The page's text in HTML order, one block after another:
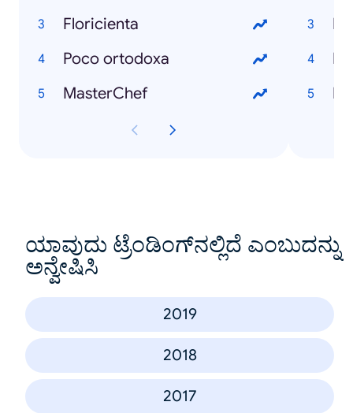
Floricienta
Poco ortodoxa
MasterChef
ಯಾವುದು ಟ್ರೆಂಡಿಂಗ್‌ನಲ್ಲಿದೆ ಎಂಬುದನ್ನು
ಅನ್ವೇಷಿಸಿ
2019
2018
2017